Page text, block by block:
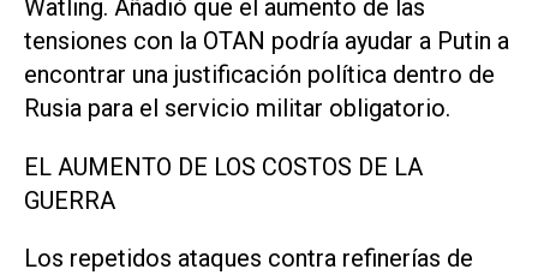
Watling. Añadió que el aumento de las
tensiones con la OTAN podría ayudar a Putin a
encontrar una justificación política dentro de
Rusia para el servicio militar obligatorio.
EL AUMENTO DE LOS COSTOS DE LA
GUERRA
Los repetidos ataques contra refinerías de